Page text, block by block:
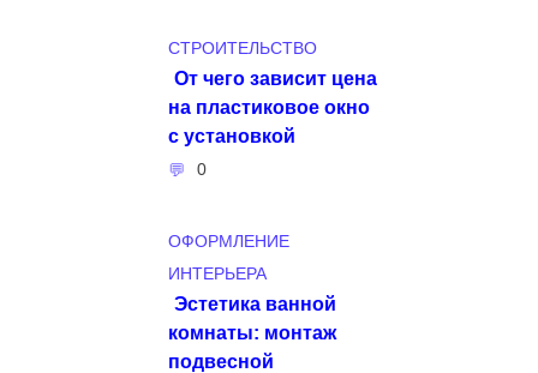
СТРОИТЕЛЬСТВО
От чего зависит цена
на пластиковое окно
с установкой
0
ОФОРМЛЕНИЕ
ИНТЕРЬЕРА
Эстетика ванной
комнаты: монтаж
подвесной